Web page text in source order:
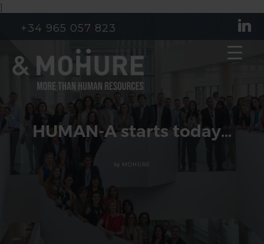
]
+34 965 057 823
HUMAN-A starts today…
by MOHURE